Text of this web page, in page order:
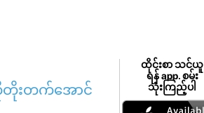
တိုးတက်အောင်
ထိုင်းစာ သင်ယူ
ရန် app. စမ်း
သုံးကြည့်ပါ